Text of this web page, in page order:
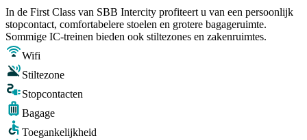
In de First Class van SBB Intercity profiteert u van een persoonlijk
stopcontact, comfortabelere stoelen en grotere bagageruimte.
Sommige IC-treinen bieden ook stiltezones en zakenruimtes.
Wifi
Stiltezone
Stopcontacten
Bagage
Toegankelijkheid